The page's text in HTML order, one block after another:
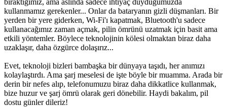
kullanmamız gerekenler... Onlar da bataryanın gizli düşmanları. Bir
yerden bir yere giderken, Wi-Fi'ı kapatmak, Bluetooth'u sadece
kullanacağımız zaman açmak, pilin ömrünü uzatmak için basit ama
etkili yöntemler. Böylece teknolojinin kölesi olmaktan biraz daha
uzaklaşır, daha özgürce dolaşırız...
Evet, teknoloji bizleri bambaşka bir dünyaya taşıdı, her anımızı
kolaylaştırdı. Ama şarj meselesi de işte böyle bir muamma. Arada bir
derin bir nefes alıp, telefonumuzu biraz daha dikkatlice kullanmak,
bize huzur ve şarj ömrü olarak geri dönebilir. Haydi bakalım, pil
dostu günler dileriz!